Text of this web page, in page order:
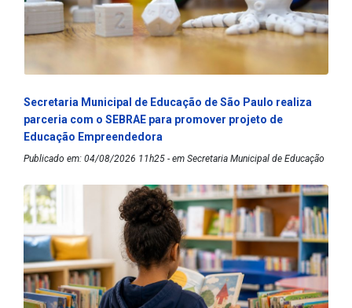
Secretaria Municipal de Educação de São Paulo realiza
parceria com o SEBRAE para promover projeto de
Educação Empreendedora
Publicado em: 04/08/2026 11h25 - em Secretaria Municipal de Educação